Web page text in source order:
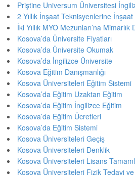
Priştine Universum Üniversitesi
2 Yıllık İnşaat Teknisyenlerine
İki Yıllık MYO Mezunları’na
Kosova’da Üniversite Fiyatları
Kosova’da Üniversite Okumak
Kosova’da İngilizce Üniversite
Kosova Eğitim Danışmanlığı
Kosova Üniversiteleri Eğitim Sistemi
Kosova’da Eğitim Uzaktan Eğitim
Kosova’da Eğitim İngilizce Eğitim
Kosova’da Eğitim Ücretleri
Kosova’da Eğitim Sistemi
Kosova Üniversiteleri Geçiş
Kosova Üniversiteleri Denklik
Kosova Üniversiteleri Lisans
Kosova Üniversiteleri Fizik Tedavi